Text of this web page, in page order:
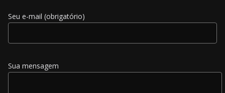
Seu e-mail (obrigatório)
Sua mensagem